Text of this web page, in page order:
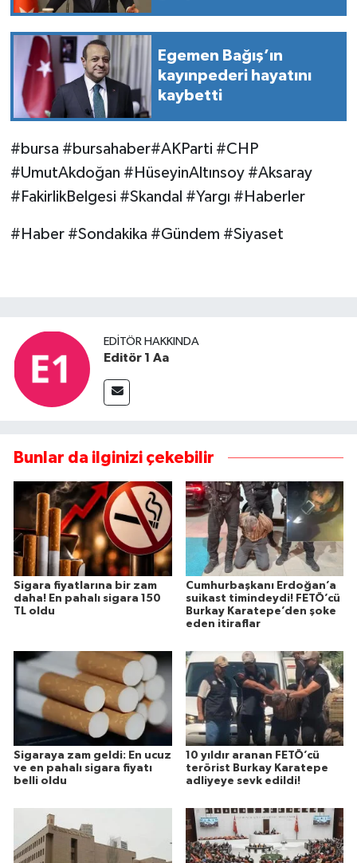
Egemen Bağış’ın
kayınpederi hayatını
kaybetti
#bursa #bursahaber#AKParti #CHP
#UmutAkdoğan #HüseyinAltınsoy #Aksaray
#FakirlikBelgesi #Skandal #Yargı #Haberler
#Haber #Sondakika #Gündem #Siyaset
EDITÖR HAKKINDA
Editör 1 Aa
Bunlar da ilginizi çekebilir
Sigara fiyatlarına bir zam
daha! En pahalı sigara 150
TL oldu
Cumhurbaşkanı Erdoğan’a
suikast timindeydi! FETÖ’cü
Burkay Karatepe’den şoke
eden itiraflar
Sigaraya zam geldi: En ucuz
ve en pahalı sigara fiyatı
belli oldu
10 yıldır aranan FETÖ’cü
terörist Burkay Karatepe
adliyeye sevk edildi!